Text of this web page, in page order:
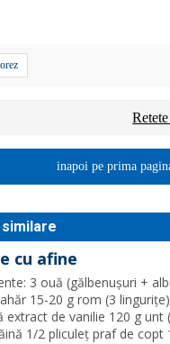
inapoi pe prima
cu afine
3 ouă (gălbenușuri +
15-20 g rom (3
extract de vanilie 120 g unt
1/2 pliculeț praf de copt